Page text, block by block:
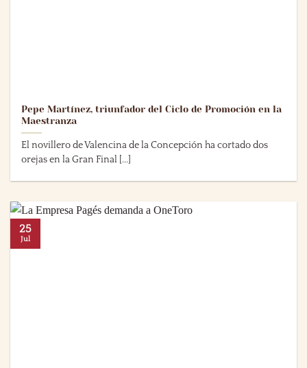
Pepe Martínez, triunfador del Ciclo de Promoción en la
Maestranza
El novillero de Valencina de la Concepción ha cortado dos
orejas en la Gran Final [...]
25
Jul